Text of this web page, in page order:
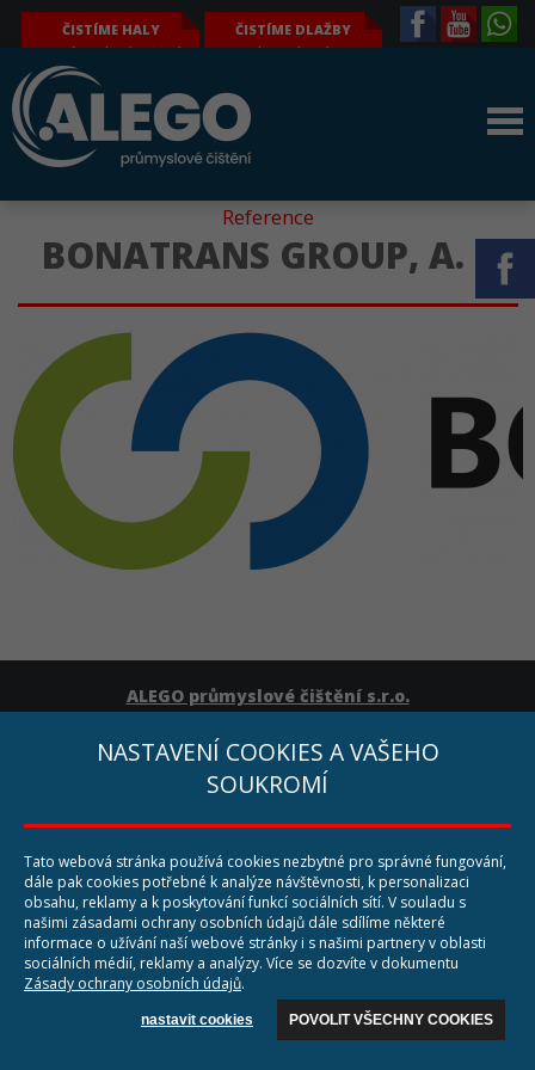
ČISTÍME HALY
průmyslové čištění
výrobních hal – tj.
obvodových plášťů,
světlíků, jeřábů a
jeřábových drah,
konstrukcí, podlahy
atd.
ČISTÍME DLAŽBY
komplexní a
zámkových a jiných
dlažeb, parkovacích
povrchů
Reference
BONATRANS GROUP, A. S
ALEGO průmyslové čištění s.r.o.
Opavská 61
794 01 Krnov
Tel: +420 777 164 712
Web:www.cistimestroje.cz
NASTAVENÍ COOKIES A VAŠEHO
SOUKROMÍ
Tato webová stránka používá cookies nezbytné pro správné fungování,
dále pak cookies potřebné k analýze návštěvnosti, k personalizaci
obsahu, reklamy a k poskytování funkcí sociálních sítí. V souladu s
našimi zásadami ochrany osobních údajů dále sdílíme některé
informace o užívání naší webové stránky i s našimi partnery v oblasti
sociálních médií, reklamy a analýzy. Více se dozvíte v dokumentu
Zásady ochrany osobních údajů.
POVOLIT VŠECHNY COOKIES
nastavit cookies